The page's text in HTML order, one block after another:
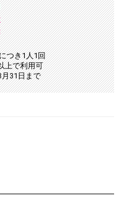
つき1人1回
上で利用可
31日まで